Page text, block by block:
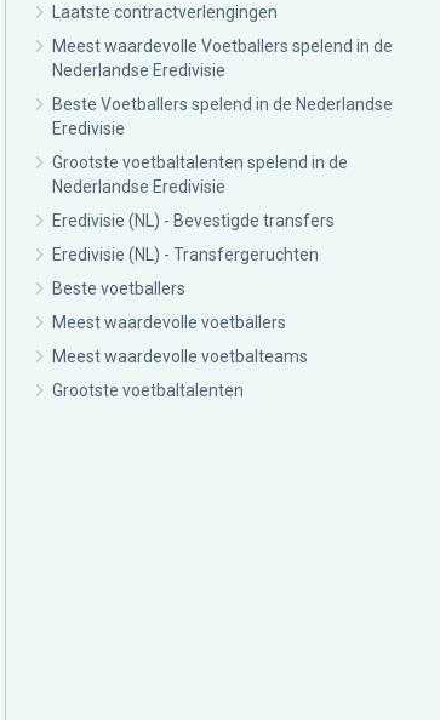
Laatste contractverlengingen
Meest waardevolle Voetballers spelend in de
Nederlandse Eredivisie
Beste Voetballers spelend in de Nederlandse
Eredivisie
Grootste voetbaltalenten spelend in de
Nederlandse Eredivisie
Eredivisie (NL) - Bevestigde transfers
Eredivisie (NL) - Transfergeruchten
Beste voetballers
Meest waardevolle voetballers
Meest waardevolle voetbalteams
Grootste voetbaltalenten